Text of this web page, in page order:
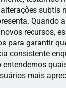
subtis
Quando
recursos,
​​para garantir
consistente
entendemos
mais